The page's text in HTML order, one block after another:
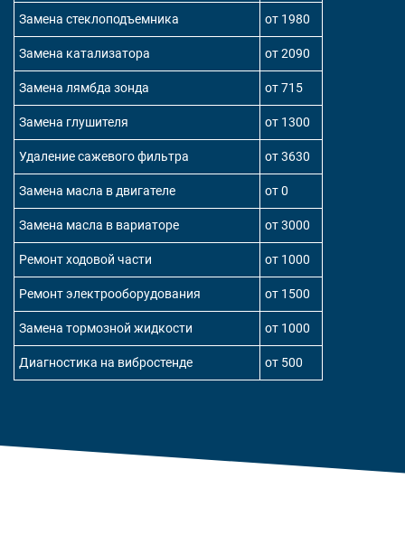
Замена стеклоподъемника от 1980
Замена катализатора от 2090
Замена лямбда зонда от 715
Замена глушителя от 1300
Удаление сажевого фильтра от 3630
Замена масла в двигателе от 0
Замена масла в вариаторе от 3000
Ремонт ходовой части от 1000
Ремонт электрооборудования от 1500
Замена тормозной жидкости от 1000
Диагностика на вибростенде от 500